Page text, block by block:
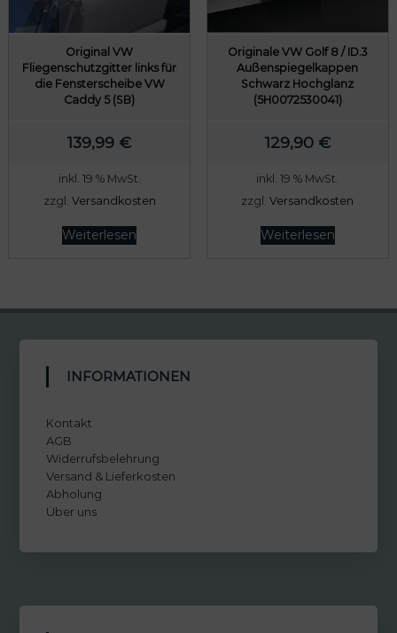
Original VW
Fliegenschutzgitter links für
die Fensterscheibe VW
Caddy 5 (SB)
139,99 €
inkl. 19 % MwSt.
zzgl. Versandkosten
Weiterlesen
Originale VW Golf 8 / ID.3
Außenspiegelkappen
Schwarz Hochglanz
(5H0072530041)
129,90 €
inkl. 19 % MwSt.
zzgl.Versandkosten
Weiterlesen
INFORMATIONEN
Kontakt
AGB
Widerrufsbelehrung
Versand & Lieferkosten
Abholung
Über uns